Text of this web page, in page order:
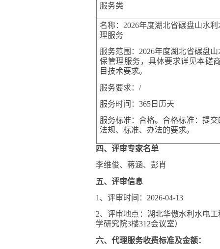
服务类
名称： 2026年度湖北省碾盘山水
理服务
服务范围： 2026年度湖北省碾盘
保管理服务 ，具体要求详见本磋
目技术要求。
服务要求：/
服务时间：365 日历天
服务标准：合格。合格标准：提
法规、标准、办法的要求。
四、评审专家名单
李维俊、蒋涵、彭肖
五、评审信息
1 、评审时间： 2026-04-13
2、评审地点：湖北华傲水利水电
学研究院3楼312会议室）
六、代理服务收费标准及金额：